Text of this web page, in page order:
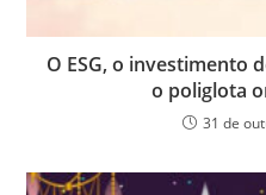
O ESG, o investimento
o poliglota
31 de